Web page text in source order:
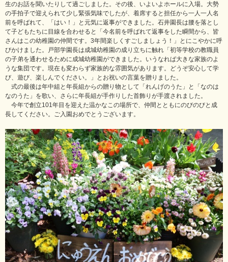
生のお話を聞いたりして過ごしました。その後、いよいよホールに入場。大勢
の手拍子で迎えられて少し緊張気味でしたが、着席すると担任から一人一人名
前を呼ばれて、「はい！」と元気に返事ができました。石井園長は腰を落とし
て子どもたちに目線を合わせると「今名前を呼ばれて返事をした瞬間から、皆
さんはこの幼稚園の仲間です。3年間楽しくすごしましょう！」とにこやかに呼
びかけました。戸部学園長は成城幼稚園の成り立ちに触れ「初等学校の教職員
の子弟を通わせるために成城幼稚園ができました。いうなれば大きな家族のよ
うな集団です。現在も変わらず家族的な雰囲気があります。どうぞ安心して学
び、遊び、楽しんでください。」とお祝いの言葉を贈りました。
式の最後は年中組と年長組からの贈り物として「れんげのうた」と「なのは
なのうた」を歌い、さらに年長組が手作りした首飾りが手渡されました。
今年で創立101年目を迎えた温かなこの場所で、仲間とともにのびのびと成
長してください。ご入園おめでとうございます。